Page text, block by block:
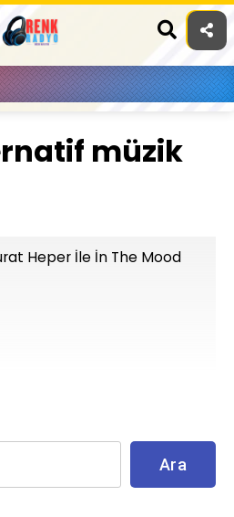
müzik
Heper İle İn The Mood
Ara